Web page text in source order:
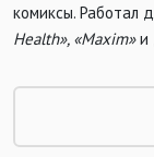
комиксы. Работал
Health», «Maxim»и